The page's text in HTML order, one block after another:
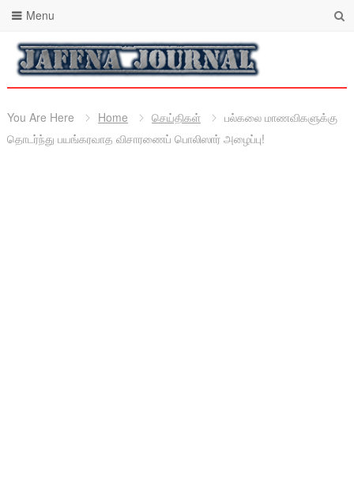
Menu
You Are Here Home செய்திகள்
பல்கலை மாணவிகளுக்கு
தொடர்ந்து பயங்கரவாத விசாரணைப் பொலிஸார் அழைப்பு!